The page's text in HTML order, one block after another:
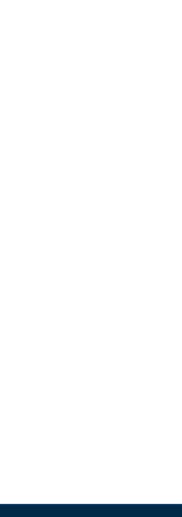
site web par